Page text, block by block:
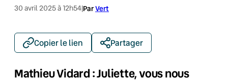
30 avril 2025 à 12h54|ParVert
Copier le lien Partager
Mathieu Vidard : Juliette, vous nous